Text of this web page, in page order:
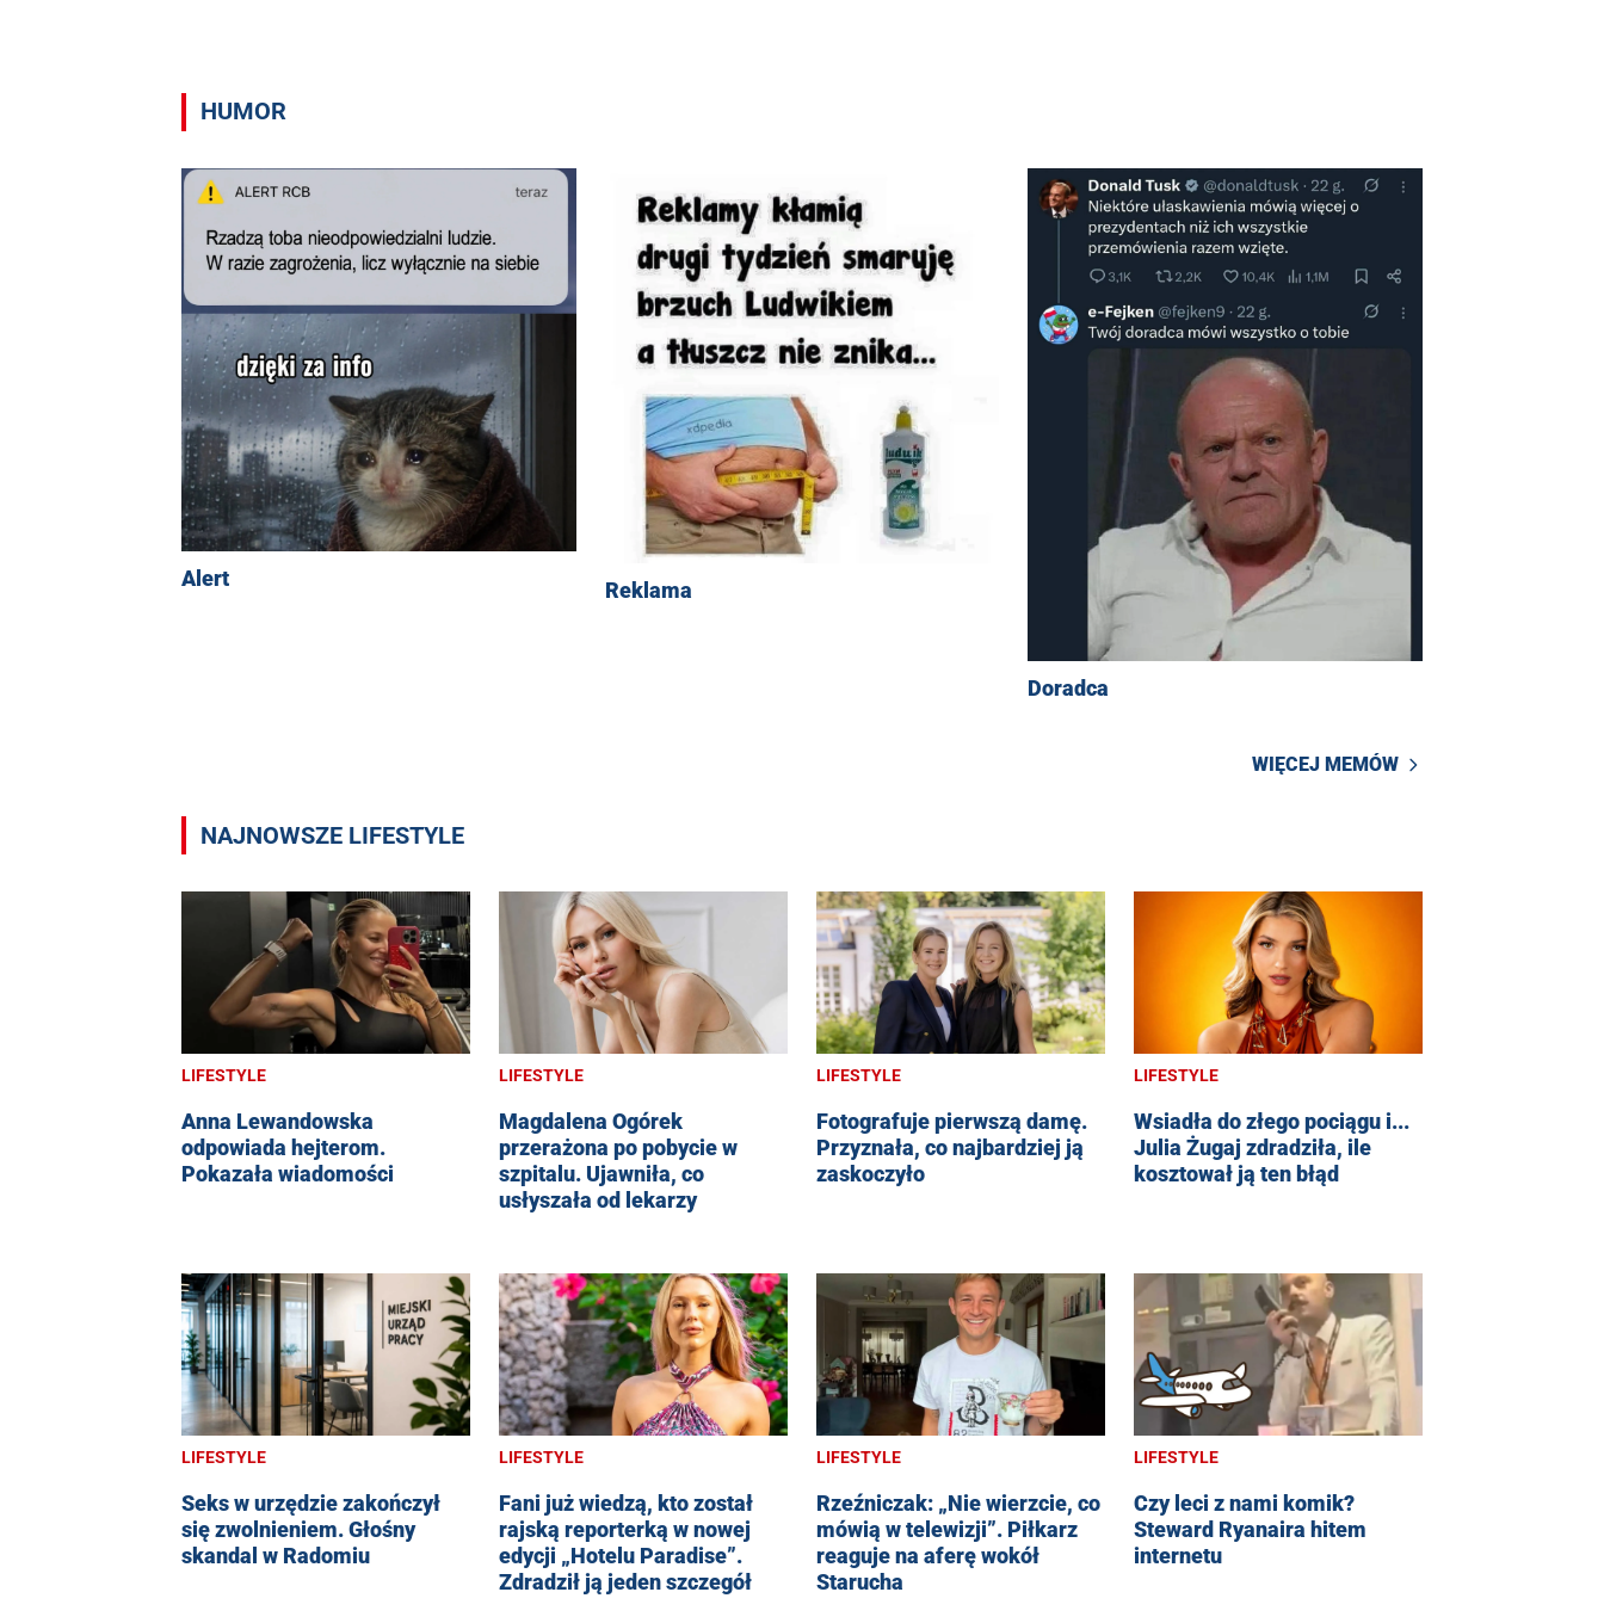
HUMOR
Alert Reklama
Doradca
WIĘCEJ MEMÓW
NAJNOWSZE LIFESTYLE
LIFESTYLE
Anna Lewandowska
odpowiada hejterom.
Pokazała wiadomości
LIFESTYLE
Magdalena Ogórek
przerażona po pobycie w
szpitalu. Ujawniła, co
usłyszała od lekarzy
LIFESTYLE
Fotografuje pierwszą damę.
Przyznała, co najbardziej ją
zaskoczyło
LIFESTYLE
Wsiadła do złego pociągu i...
Julia Żugaj zdradziła, ile
kosztował ją ten błąd
LIFESTYLE
Seks w urzędzie zakończył
się zwolnieniem. Głośny
skandal w Radomiu
LIFESTYLE
Fani już wiedzą, kto został
rajską reporterką w nowej
edycji „Hotelu Paradise”.
Zdradził ją jeden szczegół
LIFESTYLE
Rzeźniczak: „Nie wierzcie, co
mówią w telewizji”. Piłkarz
reaguje na aferę wokół
Starucha
LIFESTYLE
Czy leci z nami komik?
Steward Ryanaira hitem
internetu